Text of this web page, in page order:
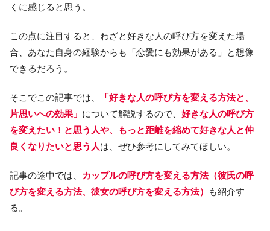
くに感じると思う。
この点に注目すると、わざと好きな人の呼び方を変えた場
合、あなた自身の経験からも「恋愛にも効果がある」と想像
できるだろう。
そこでこの記事では、
「好きな人の呼び方を変える方法と、
片思いへの効果」 について解説するので、 好きな人の呼び方
を変えたい！と思う人や、もっと距離を縮めて好きな人と仲
良くなりたいと思う人は、ぜひ参考にしてみてほしい。
記事の途中では、
カップルの呼び方を変える方法（彼氏の呼
び方を変える方法、彼女の呼び方を変える方法）
も紹介す
る。